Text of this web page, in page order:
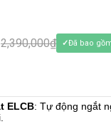
2,390,000₫ Đã bao
ELCB: Tự động ngắt